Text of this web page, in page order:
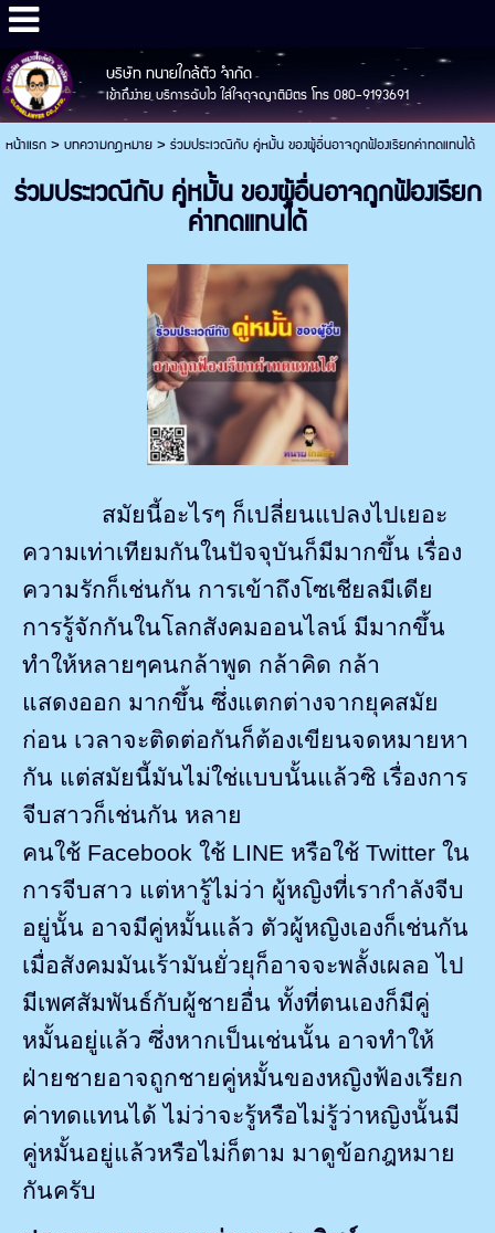
บริษัท ทนายใกล้ตัว จำกัด
เข้าถึงง่าย บริการฉับไว ใส่ใจดุจญาติมิตร โทร 080-9193691
หน้าแรก>บทความกฎหมาย>ร่วมประเวณีกับ คู่หมั้น ของผู้อื่นอาจถูกฟ้องเรียกค่าทดแทนได้
ร่วมประเวณีกับ คู่หมั้น ของผู้อื่นอาจถูกฟ้องเรียก
ค่าทดแทนได้
สมัยนี้อะไรๆ ก็เปลี่ยนแปลงไปเยอะ
ความเท่าเทียมกันในปัจจุบันก็มีมากขึ้น เรื่อง
ความรักก็เช่นกัน การเข้าถึงโซเชียลมีเดีย
การรู้จักกันในโลกสังคมออนไลน์ มีมากขึ้น
ทำให้หลายๆคนกล้าพูด กล้าคิด กล้า
แสดงออก มากขึ้น ซึ่งแตกต่างจากยุคสมัย
ก่อน เวลาจะติดต่อกันก็ต้องเขียนจดหมายหา
กัน แต่สมัยนี้มันไม่ใช่แบบนั้นแล้วซิ เรื่องการ
จีบสาวก็เช่นกัน หลาย
คนใช้ Facebook ใช้ LINE หรือใช้ Twitter ใน
การจีบสาว แต่หารู้ไม่ว่า ผู้หญิงที่เรากำลังจีบ
อยู่นั้น อาจมีคู่หมั้นแล้ว ตัวผู้หญิงเองก็เช่นกัน
เมื่อสังคมมันเร้ามันยั่วยุก็อาจจะพลั้งเผลอ ไป
มีเพศสัมพันธ์กับผู้ชายอื่น ทั้งที่ตนเองก็มีคู่
หมั้นอยู่แล้ว ซึ่งหากเป็นเช่นนั้น อาจทำให้
ฝ่ายชายอาจถูกชายคู่หมั้นของหญิงฟ้องเรียก
ค่าทดแทนได้ ไม่ว่าจะรู้หรือไม่รู้ว่าหญิงนั้นมี
คู่หมั้นอยู่แล้วหรือไม่ก็ตาม มาดูข้อกฎหมาย
กันครับ